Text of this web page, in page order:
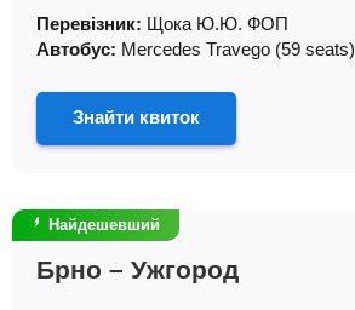
Перевізник: Щока Ю.Ю. ФОП
Автобус: Mercedes Travego (59 seats)
Знайти квиток
Найдешевший
Брно – Ужгород